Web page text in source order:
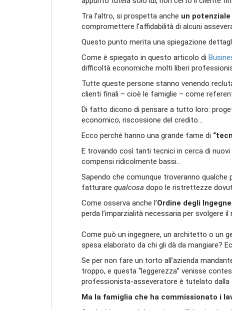
Tra l’altro, si prospetta anche un
compromettere l’affidabilità di alcuni
Questo punto merita una spiegazione
Come è spiegato in questo articolo di
difficoltà economiche molti liberi
Tutte queste persone stanno venendo
clienti finali – cioè le famiglie – come
Di fatto dicono di pensare a tutto loro:
economico, riscossione del credito…
Ecco perché hanno una grande fame di
E trovando così tanti tecnici in cerca di
compensi ridicolmente bassi…
Sapendo che comunque troveranno
fatturare qualcosa dopo le ristrettezze
Come osserva anche l’Ordine degli
perda l’imparzialità necessaria per svolgere il
Come può un ingegnere, un architetto o un
spesa elaborato da chi gli dà da mangiare?
Se per non fare un torto all’azienda
troppo, e questa “leggerezza” venisse
professionista-asseveratore è tutelato dalla
Ma la famiglia che ha commissionato i